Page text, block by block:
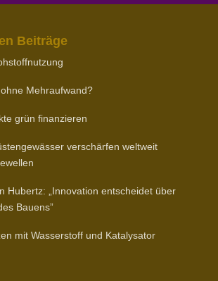
Beiträge
Mehraufwand?
grün finanzieren
verschärfen weltweit
Hubertz: „Inno­vation entscheidet über
Bauens”
mit Wasser­stoff und Katalysator